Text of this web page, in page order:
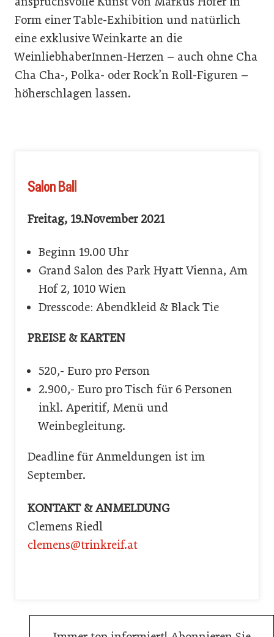
Form einer Table-Exhibition und natürlich
eine exklusive Weinkarte an die
WeinliebhaberInnen-Herzen – auch ohne Cha
Cha Cha-, Polka- oder Rock’n Roll-Figuren –
höherschlagen lassen.
Salon Ball
Freitag, 19.November 2021
Beginn 19.00 Uhr
Grand Salon des Park Hyatt Vienna, Am
Hof 2, 1010 Wien
Dresscode: Abendkleid & Black Tie
PREISE & KARTEN
520,- Euro pro Person
2.900,- Euro pro Tisch für 6 Personen
inkl. Aperitif, Menü und
Weinbegleitung.
Deadline für Anmeldungen ist im
September.
KONTAKT & ANMELDUNG
Clemens Riedl
clemens@trinkreif.at